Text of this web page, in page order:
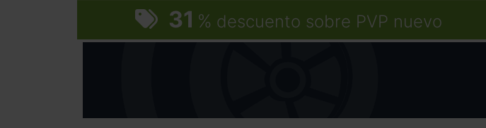
31 % descuento sobre PVP nuevo